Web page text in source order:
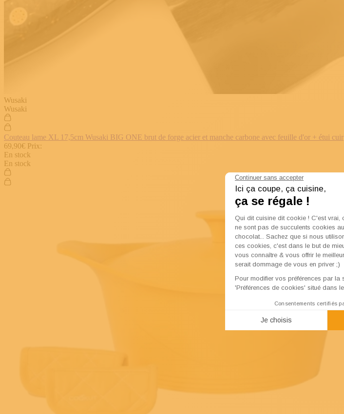
Wusaki
Wusaki
Couteau lame XL 17,5cm Wusaki BIG ONE brut de forge acier et manche carbone avec feuille d'or + étui cuir
69,90€ Prix:
En stock
En stock